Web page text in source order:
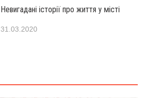
Невигадані історії про життя у місті
31.03.2020